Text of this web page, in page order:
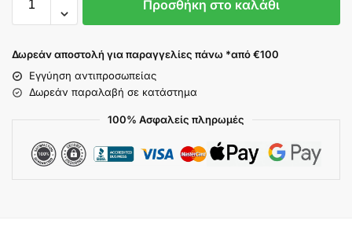
Προσθήκη στο καλάθι
Δωρεάν αποστολή για παραγγελίες πάνω *από €100
Εγγύηση αντιπροσωπείας
Δωρεάν παραλαβή σε κατάστημα
100% Ασφαλείς πληρωμές